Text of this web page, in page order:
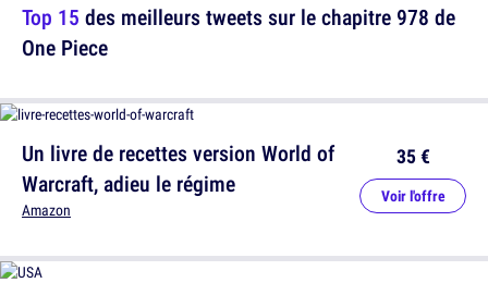
Top 15 des meilleurs tweets sur le chapitre 978 de
One Piece
Un livre de recettes version World of
Warcraft, adieu le régime
Amazon
35 €
Voir l'offre